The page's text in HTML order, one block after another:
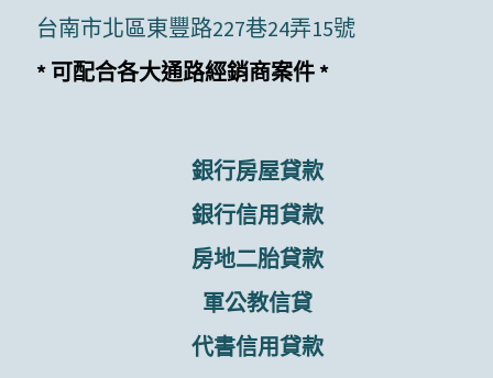
台南市北區東豐路227巷24弄15號
* 可配合各大通路經銷商案件 *
銀行房屋貸款
銀行信用貸款
房地二胎貸款
軍公教信貸
代書信用貸款